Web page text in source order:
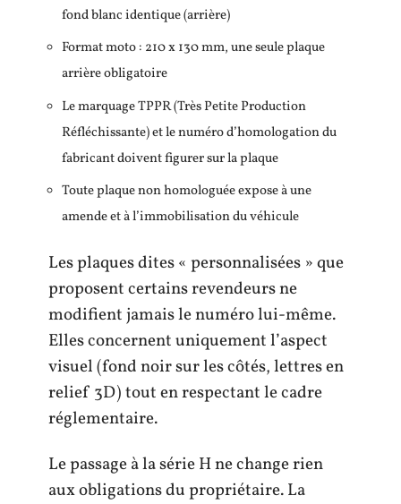
fond blanc identique (arrière)
Format moto : 210 x 130 mm, une seule plaque
arrière obligatoire
Le marquage TPPR (Très Petite Production
Réfléchissante) et le numéro d’homologation du
fabricant doivent figurer sur la plaque
Toute plaque non homologuée expose à une
amende et à l’immobilisation du véhicule
Les plaques dites « personnalisées » que
proposent certains revendeurs ne
modifient jamais le numéro lui-même.
Elles concernent uniquement l’aspect
visuel (fond noir sur les côtés, lettres en
relief 3D) tout en respectant le cadre
réglementaire.
Le passage à la série H ne change rien
aux obligations du propriétaire. La